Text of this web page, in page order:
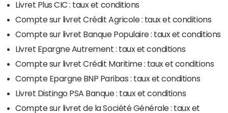
Livret Plus CIC : taux et conditions
Compte sur livret Crédit Agricole : taux et conditions
Compte sur livret Banque Populaire : taux et conditions
Livret Epargne Autrement : taux et conditions
Compte sur livret Crédit Maritime : taux et conditions
Compte Epargne BNP Paribas : taux et conditions
Livret Distingo PSA Banque : taux et conditions
Compte sur livret de la Société Générale : taux et